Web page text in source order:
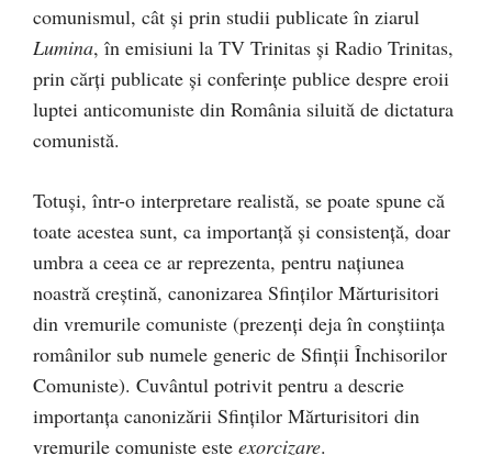
comunismul, cât și prin studii publicate în ziarul
Lumina, în emisiuni la TV Trinitas și Radio Trinitas,
prin cărți publicate și conferințe publice despre eroii
luptei anticomuniste din România siluită de dictatura
comunistă.
Totuși, într-o interpretare realistă, se poate spune că
toate acestea sunt, ca importanță și consistență, doar
umbra a ceea ce ar reprezenta, pentru națiunea
noastră creștină, canonizarea Sfinților Mărturisitori
din vremurile comuniste (prezenți deja în conștiința
românilor sub numele generic de Sfinții Închisorilor
Comuniste). Cuvântul potrivit pentru a descrie
importanța canonizării Sfinților Mărturisitori din
vremurile comuniste este exorcizare.